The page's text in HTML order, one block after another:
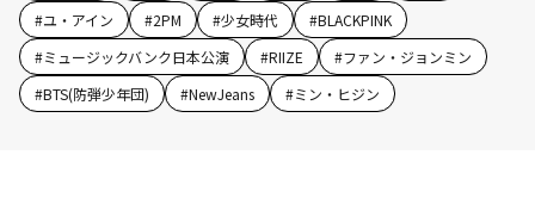
#ユ・アイン #2PM #少女時代 #BLACKPINK
#ミュージックバンク日本公演 #RIIZE #ファン・ジョンミン
#BTS(防弾少年団) #NewJeans #ミン・ヒジン